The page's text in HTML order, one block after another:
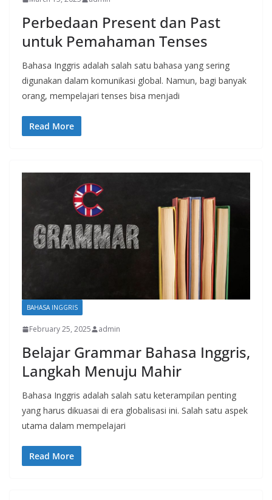
Perbedaan Present dan Past
untuk Pemahaman Tenses
Bahasa Inggris adalah salah satu bahasa yang sering
digunakan dalam komunikasi global. Namun, bagi banyak
orang, mempelajari tenses bisa menjadi
Read More
BAHASA INGGRIS
February 25, 2025 admin
Belajar Grammar Bahasa Inggris,
Langkah Menuju Mahir
Bahasa Inggris adalah salah satu keterampilan penting
yang harus dikuasai di era globalisasi ini. Salah satu aspek
utama dalam mempelajari
Read More